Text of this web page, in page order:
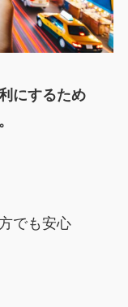
にするため
でも安心